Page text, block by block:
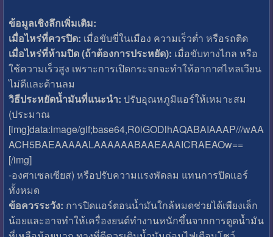
ข้อมูลเชิงลึกเพิ่มเติม:
เมื่อไหร่ที่ควรปิด: เมื่อขับขี่ในเมือง ความเร็วต่ำ หรือรถติด
เมื่อไหร่ที่ห้ามปิด (ถ้าต้องการประหยัด): เมื่อขับทางไกล หรือ
ใช้ความเร็วสูง เพราะการเปิดกระจกจะทำให้อากาศไหลเวียน
ไม่ดีและต้านลม
วิธีประหยัดน้ำมันที่แนะนำ: ปรับอุณหภูมิแอร์ให้เหมาะสม
(ประมาณ
[img]data:image/gif;base64,R0lGODlhAQABAIAAAP///wAA
ACH5BAEAAAAALAAAAAABAAEAAAICRAEAOw==
[/img]
-องศาเซลเซียส) หรือปรับความแรงพัดลม แทนการปิดแอร์
ทั้งหมด
ข้อควรระวัง: การปิดแอร์ตอนน้ำมันใกล้หมดช่วยได้เพียงเล็ก
น้อยและอาจทำให้เครื่องยนต์ทำงานหนักขึ้นจากการดูดน้ำมัน